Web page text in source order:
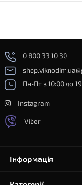
0 800 33 10 30
Пн-Пт з 10:00 до
Instagram
Viber
Інформація